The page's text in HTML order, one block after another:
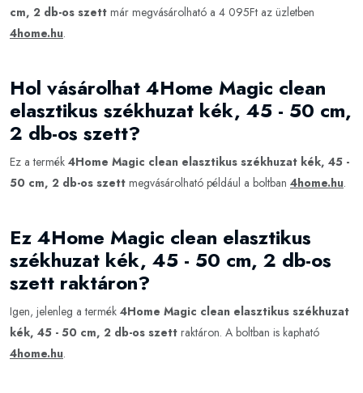
cm, 2 db-os szett már megvásárolható a 4 095Ft az üzletben
4home.hu.
Hol vásárolhat 4Home Magic clean
elasztikus székhuzat kék, 45 - 50 cm,
2 db-os szett?
Ez a termék 4Home Magic clean elasztikus székhuzat kék, 45 -
50 cm, 2 db-os szett megvásárolható például a boltban 4home.hu.
Ez 4Home Magic clean elasztikus
székhuzat kék, 45 - 50 cm, 2 db-os
szett raktáron?
Igen, jelenleg a termék 4Home Magic clean elasztikus székhuzat
kék, 45 - 50 cm, 2 db-os szett raktáron. A boltban is kapható
4home.hu.